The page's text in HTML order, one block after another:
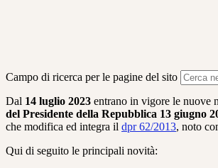
Campo di ricerca per le pagine del sito
Dal 14 luglio 2023 entrano in vigore le nuove
del Presidente della Repubblica 13 giugno
che modifica ed integra il dpr 62/2013, noto
Qui di seguito le principali novità: